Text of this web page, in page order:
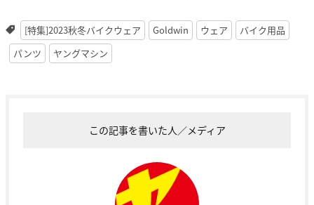
[特集]2023秋冬バイクウェア Goldwin ウェア
バイク用品
パンツ
ヤングマシン
この記事を書いた人／メディア